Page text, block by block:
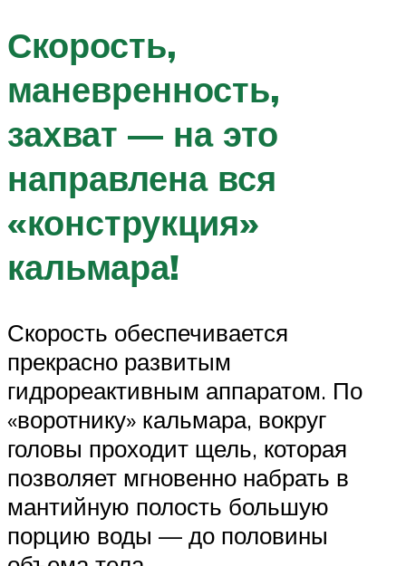
Скорость,
маневренность,
захват — на это
направлена вся
«конструкция»
кальмара!
Скорость обеспечивается
прекрасно развитым
гидрореактивным аппаратом. По
«воротнику» кальмара, вокруг
головы проходит щель, которая
позволяет мгновенно набрать в
мантийную полость большую
порцию воды — до половины